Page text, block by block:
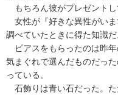
もちろん彼がプレゼントし
女性が『好きな異性がいま
調べていたときに得た知識
ピアスをもらったのは昨年
気まぐれで選んだものだっ
っている。
石飾りは青い石だった。た